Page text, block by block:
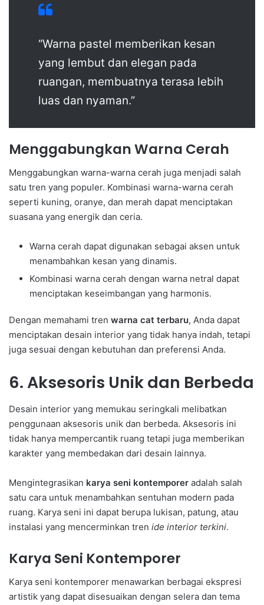
“Warna pastel memberikan kesan
yang lembut dan elegan pada
ruangan, membuatnya terasa lebih
luas dan nyaman.”
Menggabungkan Warna Cerah
Menggabungkan warna-warna cerah juga menjadi salah
satu tren yang populer. Kombinasi warna-warna cerah
seperti kuning, oranye, dan merah dapat menciptakan
suasana yang energik dan ceria.
Warna cerah dapat digunakan sebagai aksen untuk
menambahkan kesan yang dinamis.
Kombinasi warna cerah dengan warna netral dapat
menciptakan keseimbangan yang harmonis.
Dengan memahami tren warna cat terbaru, Anda dapat
menciptakan desain interior yang tidak hanya indah, tetapi
juga sesuai dengan kebutuhan dan preferensi Anda.
6. Aksesoris Unik dan Berbeda
Desain interior yang memukau seringkali melibatkan
penggunaan aksesoris unik dan berbeda. Aksesoris ini
tidak hanya mempercantik ruang tetapi juga memberikan
karakter yang membedakan dari desain lainnya.
Mengintegrasikan karya seni kontemporer adalah salah
satu cara untuk menambahkan sentuhan modern pada
ruang. Karya seni ini dapat berupa lukisan, patung, atau
instalasi yang mencerminkan tren ide interior terkini.
Karya Seni Kontemporer
Karya seni kontemporer menawarkan berbagai ekspresi
artistik yang dapat disesuaikan dengan selera dan tema